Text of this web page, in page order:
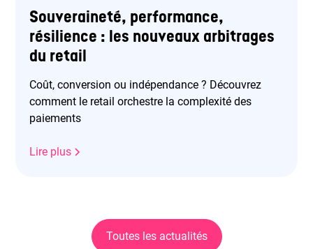
Souveraineté, performance,
résilience : les nouveaux arbitrages
du retail
Coût, conversion ou indépendance ? Découvrez
comment le retail orchestre la complexité des
paiements
Lire plus
Toutes les actualités